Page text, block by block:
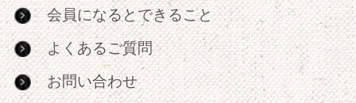
会員になるとできること
よくあるご質問
お問い合わせ